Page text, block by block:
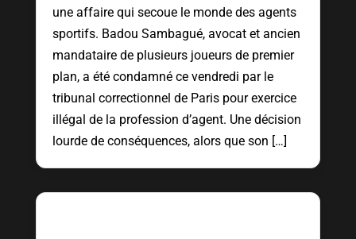
une affaire qui secoue le monde des agents
sportifs. Badou Sambagué, avocat et ancien
mandataire de plusieurs joueurs de premier
plan, a été condamné ce vendredi par le
tribunal correctionnel de Paris pour exercice
illégal de la profession d’agent. Une décision
lourde de conséquences, alors que son […]